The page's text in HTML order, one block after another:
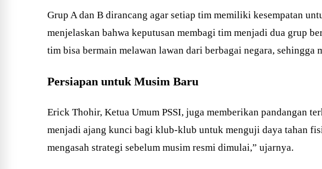
Grup A dan B dirancang agar setiap tim memiliki kesempatan
menjelaskan bahwa keputusan membagi tim menjadi dua grup
tim bisa bermain melawan lawan dari berbagai negara,
Persiapan untuk Musim Baru
Erick Thohir, Ketua Umum PSSI, juga memberikan pandangan
menjadi ajang kunci bagi klub-klub untuk menguji daya tahan
mengasah strategi sebelum musim resmi dimulai,” ujarnya.